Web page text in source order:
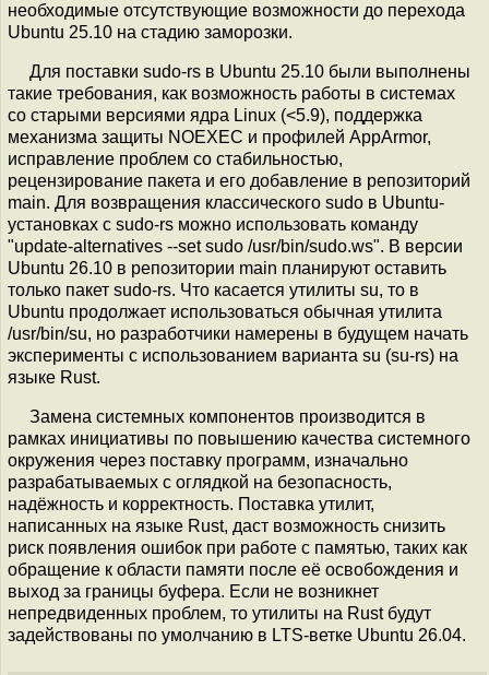
необходимые отсутствующие возможности до перехода
Ubuntu 25.10 на стадию заморозки.
Для поставки sudo-rs в Ubuntu 25.10 были выполнены
такие требования, как возможность работы в системах
со старыми версиями ядра Linux (<5.9), поддержка
механизма защиты NOEXEC и профилей AppArmor,
исправление проблем со стабильностью,
рецензирование пакета и его добавление в репозиторий
main. Для возвращения классического sudo в Ubuntu-
установках c sudo-rs можно использовать команду
"update-alternatives --set sudo /usr/bin/sudo.ws". В версии
Ubuntu 26.10 в репозитории main планируют оставить
только пакет sudo-rs. Что касается утилиты su, то в
Ubuntu продолжает использоваться обычная утилита
/usr/bin/su, но разработчики намерены в будущем начать
эксперименты с использованием варианта su (su-rs) на
языке Rust.
Замена системных компонентов производится в
рамках инициативы по повышению качества системного
окружения через поставку программ, изначально
разрабатываемых с оглядкой на безопасность,
надёжность и корректность. Поставка утилит,
написанных на языке Rust, даст возможность снизить
риск появления ошибок при работе с памятью, таких как
обращение к области памяти после её освобождения и
выход за границы буфера. Если не возникнет
непредвиденных проблем, то утилиты на Rust будут
задействованы по умолчанию в LTS-ветке Ubuntu 26.04.